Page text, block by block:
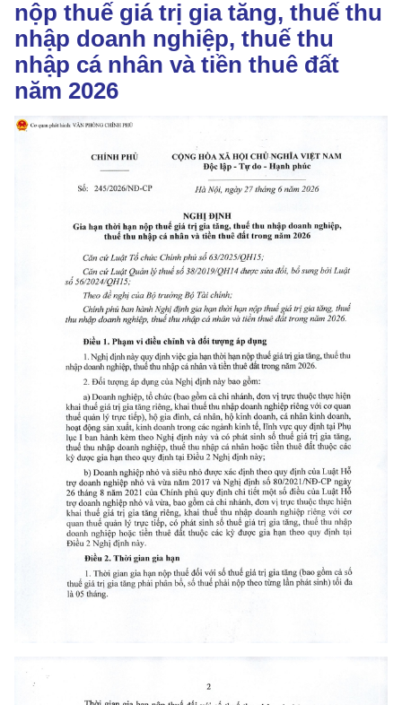
nộp thuế giá trị gia tăng, thuế thu
nhập doanh nghiệp, thuế thu
nhập cá nhân và tiền thuê đất
năm 2026